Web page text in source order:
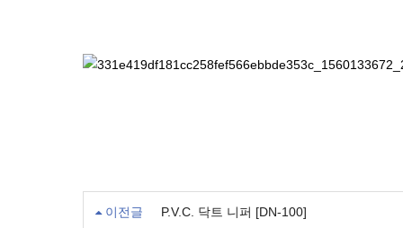
이전글 P.V.C. 닥트 니퍼 [DN-100]